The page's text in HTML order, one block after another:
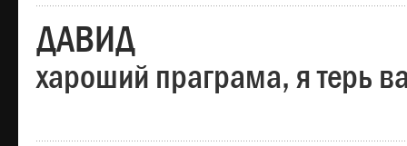
ДАВИД
хароший праграма, я терь